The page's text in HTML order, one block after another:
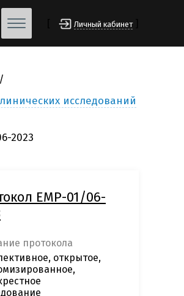
Личный кабинет
исследований
2023
EMP-01/06-
протокола
открытое,